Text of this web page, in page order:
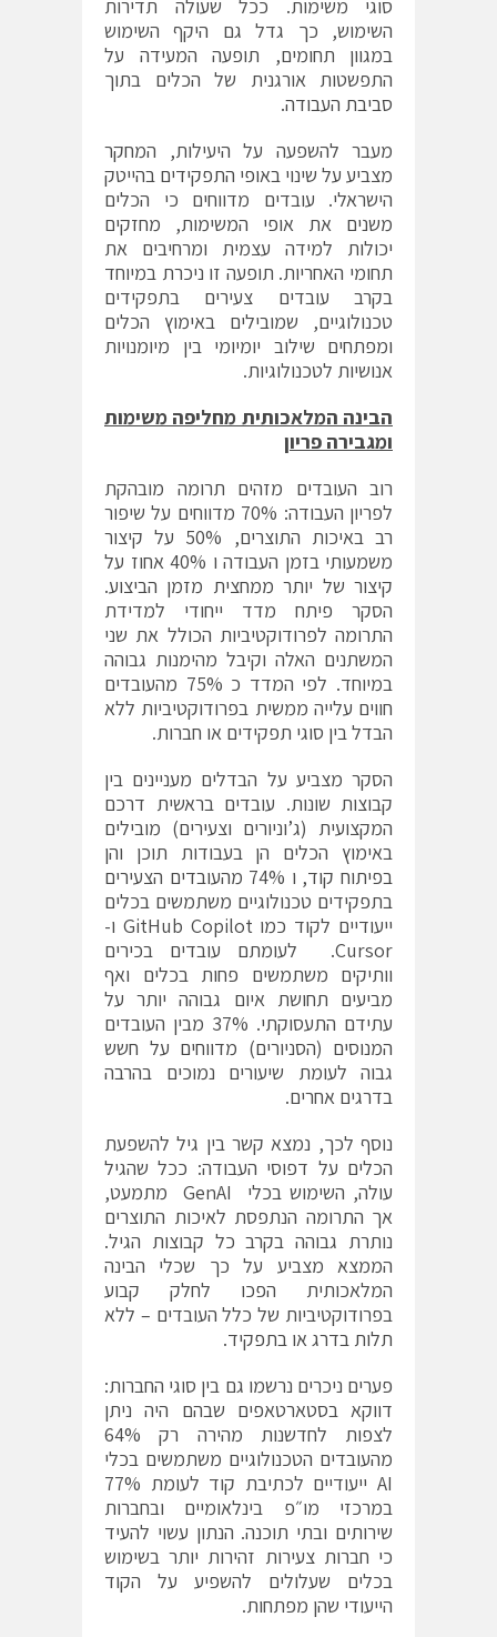
סוגי משימות. ככל שעולה תדירות
השימוש, כך גדל גם היקף השימוש
במגוון תחומים, תופעה המעידה על
התפשטות אורגנית של הכלים בתוך
סביבת העבודה.
מעבר להשפעה על היעילות, המחקר
מצביע על שינוי באופי התפקידים בהייטק
הישראלי. עובדים מדווחים כי הכלים
משנים את אופי המשימות, מחזקים
יכולות למידה עצמית ומרחיבים את
תחומי האחריות. תופעה זו ניכרת במיוחד
בקרב עובדים צעירים בתפקידים
טכנולוגיים, שמובילים באימוץ הכלים
ומפתחים שילוב יומיומי בין מיומנויות
אנושיות לטכנולוגיות.
הבינה המלאכותית מחליפה משימות
ומגבירה פריון
רוב העובדים מזהים תרומה מובהקת
לפריון העבודה: 70% מדווחים על שיפור
רב באיכות התוצרים, 50% על קיצור
משמעותי בזמן העבודה ו 40% אחוז על
קיצור של יותר ממחצית מזמן הביצוע.
הסקר פיתח מדד ייחודי למדידת
התרומה לפרודוקטיביות הכולל את שני
המשתנים האלה וקיבל מהימנות גבוהה
במיוחד. לפי המדד כ 75% מהעובדים
חווים עלייה ממשית בפרודוקטיביות ללא
הבדל בין סוגי תפקידים או חברות.
הסקר מצביע על הבדלים מעניינים בין
קבוצות שונות. עובדים בראשית דרכם
המקצועית (ג’וניורים וצעירים) מובילים
באימוץ הכלים הן בעבודות תוכן והן
בפיתוח קוד, ו 74% מהעובדים הצעירים
בתפקידים טכנולוגיים משתמשים בכלים
ייעודיים לקוד כמו GitHub Copilot ו-
Cursor. לעומתם עובדים בכירים
וותיקים משתמשים פחות בכלים ואף
מביעים תחושת איום גבוהה יותר על
עתידם התעסוקתי. 37% מבין העובדים
המנוסים (הסניורים) מדווחים על חשש
גבוה לעומת שיעורים נמוכים בהרבה
בדרגים אחרים.
נוסף לכך, נמצא קשר בין גיל להשפעת
הכלים על דפוסי העבודה: ככל שהגיל
עולה, השימוש בכלי GenAI מתמעט,
אך התרומה הנתפסת לאיכות התוצרים
נותרת גבוהה בקרב כל קבוצות הגיל.
הממצא מצביע על כך שכלי הבינה
המלאכותית הפכו לחלק קבוע
בפרודוקטיביות של כלל העובדים – ללא
תלות בדרג או בתפקיד.
פערים ניכרים נרשמו גם בין סוגי החברות:
דווקא בסטארטאפים שבהם היה ניתן
לצפות לחדשנות מהירה רק 64%
מהעובדים הטכנולוגיים משתמשים בכלי
AI ייעודיים לכתיבת קוד לעומת 77%
במרכזי מו״פ בינלאומיים ובחברות
שירותים ובתי תוכנה. הנתון עשוי להעיד
כי חברות צעירות זהירות יותר בשימוש
בכלים שעלולים להשפיע על הקוד
הייעודי שהן מפתחות.